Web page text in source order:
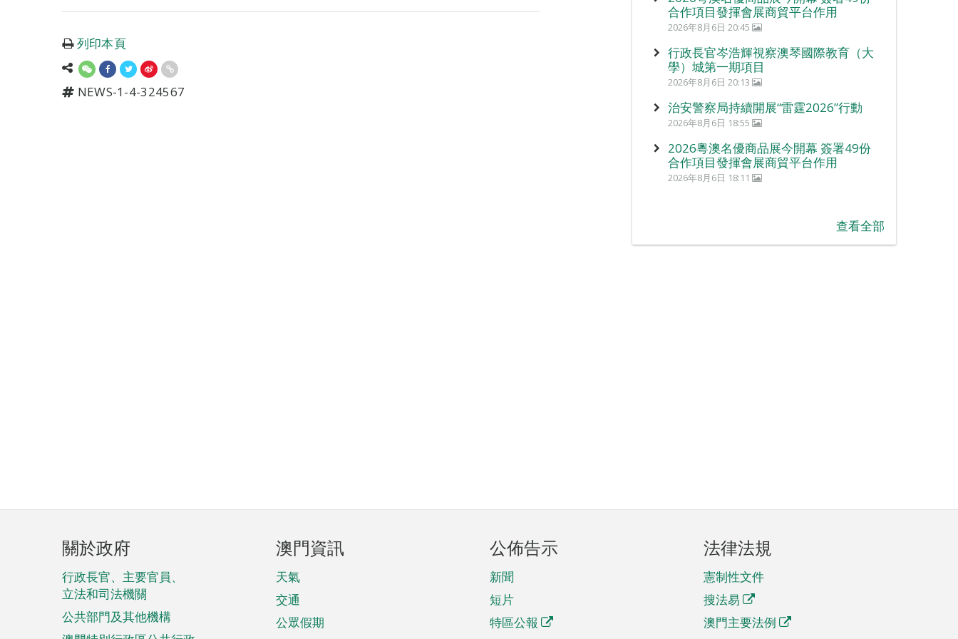
列印本頁
NEWS-1-4-324567
合作項目發揮會展商貿平台作用
2026年8月6日 20:45
行政長官岑浩輝視察澳琴國際教育（大
學）城第一期項目
2026年8月6日 20:13
治安警察局持續開展“雷霆2026”行動
2026年8月6日 18:55
2026粵澳名優商品展今開幕 簽署49份
合作項目發揮會展商貿平台作用
2026年8月6日 18:11
查看全部
頁
腳
菜
單
關於政府
行政長官、主要官員、
立法和司法機關
公共部門及其他機構
澳門資訊
天氣
交通
公眾假期
公佈告示
新聞
短片
特區公報
法律法規
憲制性文件
搜法易
澳門主要法例